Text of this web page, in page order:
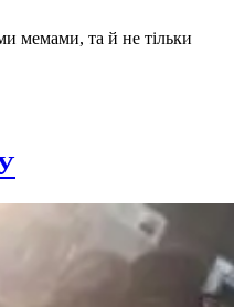
мемами, та й не тільки